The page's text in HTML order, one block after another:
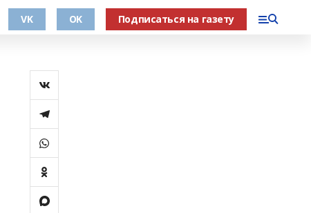
VK OK Подписаться на газету